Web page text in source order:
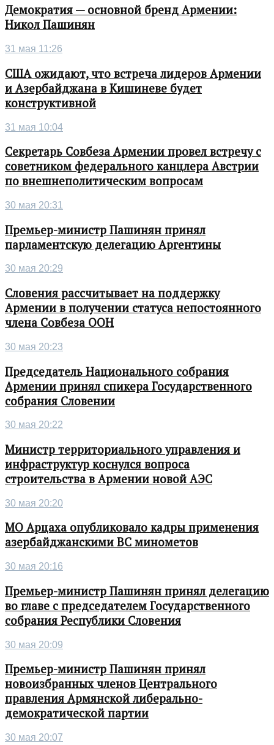
Демократия — основной бренд Армении:
Никол Пашинян
31 мая 11:26
США ожидают, что встреча лидеров Армении
и Азербайджана в Кишиневе будет
конструктивной
31 мая 10:04
Секретарь Совбеза Армении провел встречу с
советником федерального канцлера Австрии
по внешнеполитическим вопросам
30 мая 20:31
Премьер-министр Пашинян принял
парламентскую делегацию Аргентины
30 мая 20:29
Словения рассчитывает на поддержку
Армении в получении статуса непостоянного
члена Совбеза ООН
30 мая 20:23
Председатель Национального собрания
Армении принял спикера Государственного
собрания Словении
30 мая 20:22
Министр территориального управления и
инфраструктур коснулся вопроса
строительства в Армении новой АЭС
30 мая 20:20
МО Арцаха опубликовало кадры применения
азербайджанскими ВС минометов
30 мая 20:16
Премьер-министр Пашинян принял делегацию
во главе с председателем Государственного
собрания Республики Словения
30 мая 20:09
Премьер-министр Пашинян принял
новоизбранных членов Центрального
правления Армянской либерально-
демократической партии
30 мая 20:07